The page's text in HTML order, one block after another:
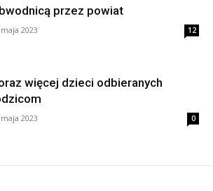
przez powiat
2023 12
więcej dzieci odbieranych
2023 0